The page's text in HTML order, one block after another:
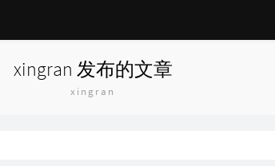
xingran 发布的文章
xingran